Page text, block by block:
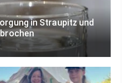
in Straupitz und